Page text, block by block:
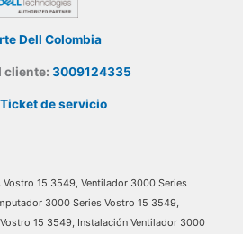
Dell Colombia
cliente: 3009124335
de servicio
15 3549, Ventilador 3000 Series
3000 Series Vostro 15 3549,
15 3549, Instalación Ventilador 3000
con nosotros